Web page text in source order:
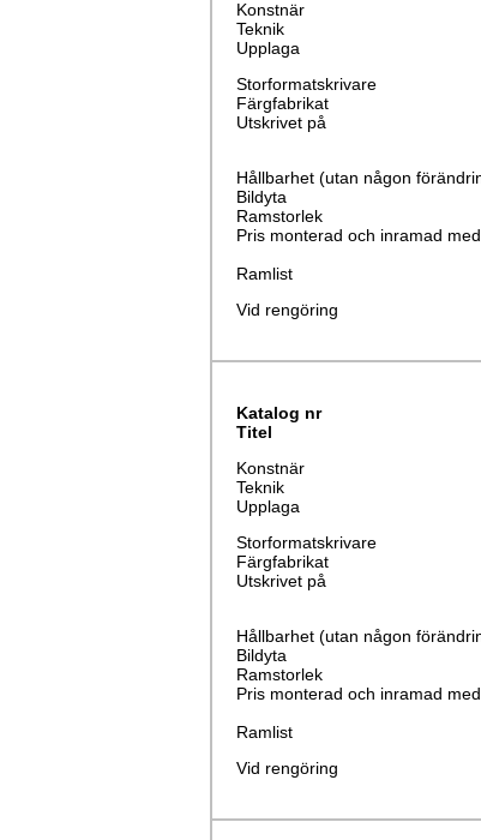
Konstnär
Teknik
Upplaga
Storformatskrivare
Färgfabrikat
Utskrivet på
Hållbarhet (utan någon
Bildyta
Ramstorlek
Pris monterad och inramad med
Ramlist
Vid rengöring
Katalog nr
Titel
Konstnär
Teknik
Upplaga
Storformatskrivare
Färgfabrikat
Utskrivet på
Hållbarhet (utan någon
Bildyta
Ramstorlek
Pris monterad och inramad med
Ramlist
Vid rengöring